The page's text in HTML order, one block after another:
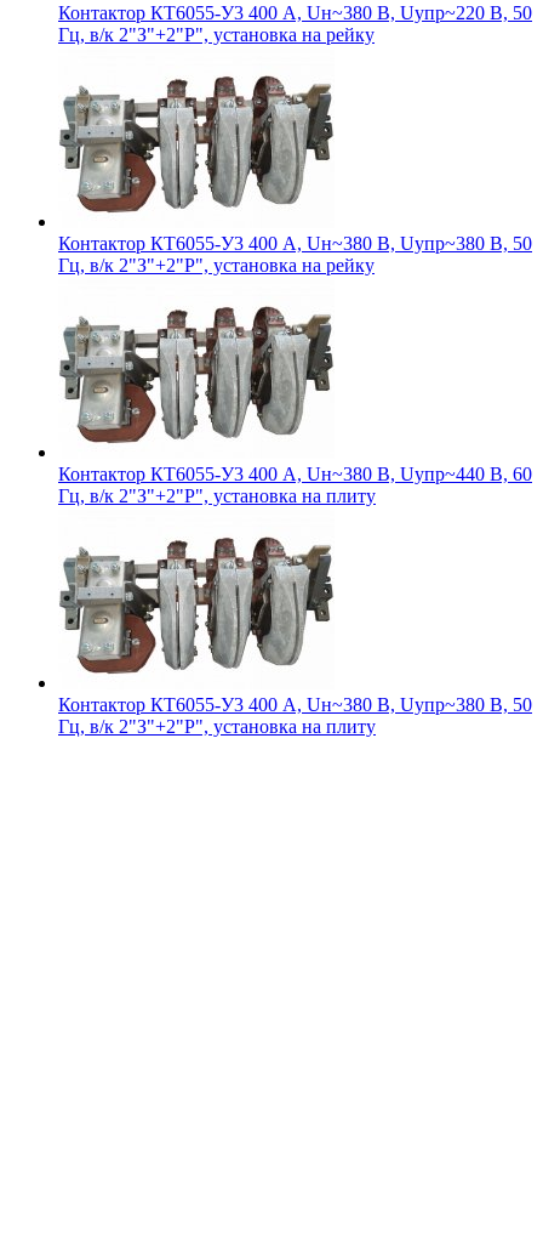
Контактор КТ6055-У3 400 А, Uн~380 В, Uупр~220 В, 50
Гц, в/к 2"З"+2"Р", установка на рейку
Контактор КТ6055-У3 400 А, Uн~380 В, Uупр~380 В, 50
Гц, в/к 2"З"+2"Р", установка на рейку
Контактор КТ6055-У3 400 А, Uн~380 В, Uупр~440 В, 60
Гц, в/к 2"З"+2"Р", установка на плиту
Контактор КТ6055-У3 400 А, Uн~380 В, Uупр~380 В, 50
Гц, в/к 2"З"+2"Р", установка на плиту